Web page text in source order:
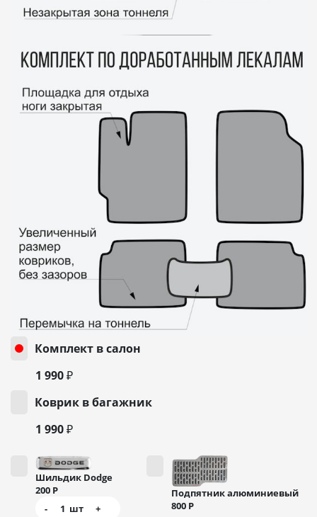
Комплект в салон
1 990 ₽
Коврик в багажник
1 990 ₽
Шильдик Dodge
200 Р
-
1 шт +
Подпятник алюминиевый
800 Р